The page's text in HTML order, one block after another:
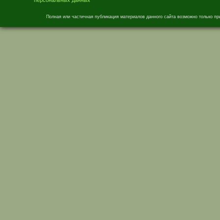
Полная или частичная публикация материалов данного сайта возможно только